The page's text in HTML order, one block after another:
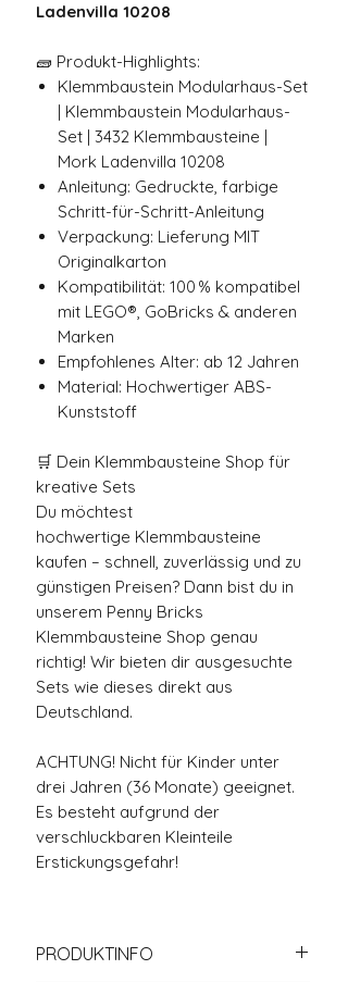
Ladenvilla 10208
🧱 Produkt-Highlights:
Klemmbaustein Modularhaus-Set
| Klemmbaustein Modularhaus-
Set | 3432 Klemmbausteine |
Mork Ladenvilla 10208
Anleitung: Gedruckte, farbige
Schritt-für-Schritt-Anleitung
Verpackung: Lieferung MIT
Originalkarton
Kompatibilität: 100 % kompatibel
mit LEGO®, GoBricks & anderen
Marken
Empfohlenes Alter: ab 12 Jahren
Material: Hochwertiger ABS-
Kunststoff
🛒 Dein Klemmbausteine Shop für
kreative Sets
Du möchtest
hochwertige Klemmbausteine
kaufen – schnell, zuverlässig und zu
günstigen Preisen? Dann bist du in
unserem Penny Bricks
Klemmbausteine Shop genau
richtig! Wir bieten dir ausgesuchte
Sets wie dieses direkt aus
Deutschland.
ACHTUNG! Nicht für Kinder unter
drei Jahren (36 Monate) geeignet.
Es besteht aufgrund der
verschluckbaren Kleinteile
Erstickungsgefahr!
PRODUKTINFO